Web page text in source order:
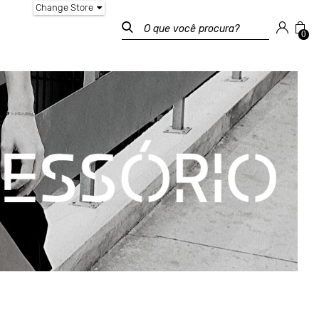
Change Store
0